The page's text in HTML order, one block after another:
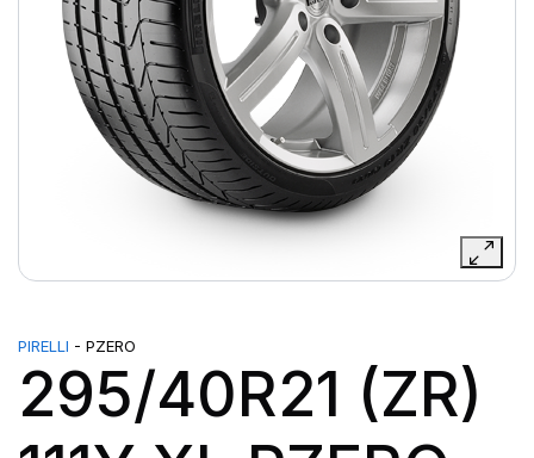
PIRELLI - PZERO
295/40R21 (ZR)